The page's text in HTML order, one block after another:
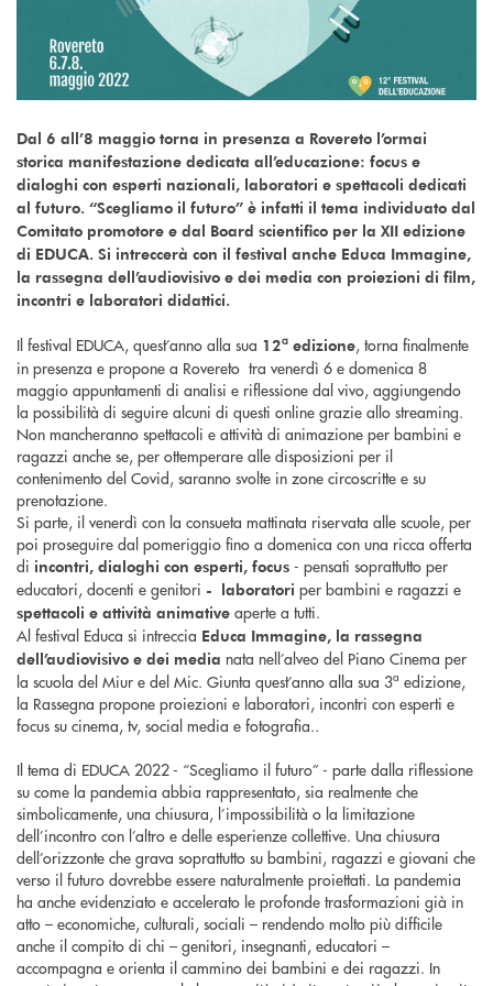
Dal 6 all’8 maggio torna in presenza a Rovereto l’ormai
storica manifestazione dedicata all’educazione: focus e
dialoghi con esperti nazionali, laboratori e spettacoli dedicati
al futuro. “Scegliamo il futuro” è infatti il tema individuato dal
Comitato promotore e dal Board scientifico per la XII edizione
di EDUCA. Si intreccerà con il festival anche Educa Immagine,
la rassegna dell’audiovisivo e dei media con proiezioni di film,
incontri e laboratori didattici.
Il festival EDUCA, quest’anno alla sua 12a edizione, torna finalmente
in presenza e propone a Rovereto tra venerdì 6 e domenica 8
maggio appuntamenti di analisi e riflessione dal vivo, aggiungendo
la possibilità di seguire alcuni di questi online grazie allo streaming.
Non mancheranno spettacoli e attività di animazione per bambini e
ragazzi anche se, per ottemperare alle disposizioni per il
contenimento del Covid, saranno svolte in zone circoscritte e su
prenotazione.
Si parte, il venerdì con la consueta mattinata riservata alle scuole, per
poi proseguire dal pomeriggio fino a domenica con una ricca offerta
di incontri, dialoghi con esperti, focus - pensati soprattutto per
educatori, docenti e genitori - laboratori per bambini e ragazzi e
spettacoli e attività animative aperte a tutti.
Al festival Educa si intreccia Educa Immagine, la rassegna
dell’audiovisivo e dei media nata nell’alveo del Piano Cinema per
la scuola del Miur e del Mic. Giunta quest’anno alla sua 3a edizione,
la Rassegna propone proiezioni e laboratori, incontri con esperti e
focus su cinema, tv, social media e fotografia..
Il tema di EDUCA 2022 - “Scegliamo il futuro” - parte dalla riflessione
su come la pandemia abbia rappresentato, sia realmente che
simbolicamente, una chiusura, l’impossibilità o la limitazione
dell’incontro con l’altro e delle esperienze collettive. Una chiusura
dell’orizzonte che grava soprattutto su bambini, ragazzi e giovani che
verso il futuro dovrebbe essere naturalmente proiettati. La pandemia
ha anche evidenziato e accelerato le profonde trasformazioni già in
atto – economiche, culturali, sociali – rendendo molto più difficile
anche il compito di chi – genitori, insegnanti, educatori –
accompagna e orienta il cammino dei bambini e dei ragazzi. In